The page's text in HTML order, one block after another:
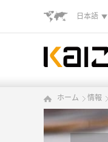
日本語
ホーム 情報